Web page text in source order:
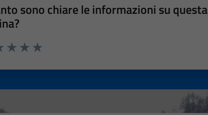
sono chiare le informazioni su questa